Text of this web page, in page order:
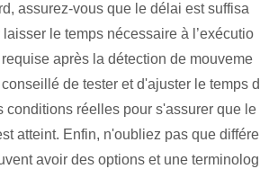
assurez-vous que le délai est suffisa
le temps nécessaire à l’exécutio
après la détection de mouveme
de tester et d'ajuster le temps d
conditions réelles pour s'assurer que le
atteint. ​Enfin, n'oubliez pas que différe
avoir des options et une terminolog